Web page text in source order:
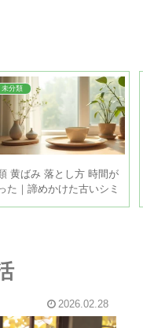
未分類
黄ばみ 落とし方 時間が
た｜諦めかけた古いシミ
庭で復活させる方法
2026.02.28